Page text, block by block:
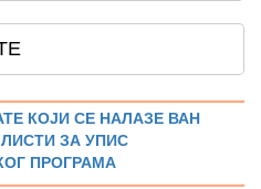
КОЈИ СЕ НАЛАЗЕ ВАН
ЗА УПИС
ПРОГРАМА